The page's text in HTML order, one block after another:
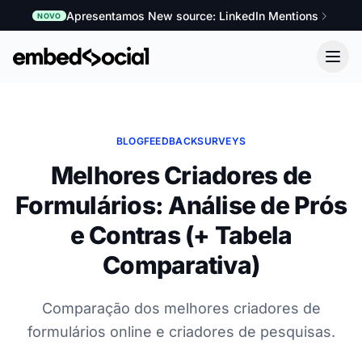
NOVO Apresentamos New source: LinkedIn Mentions
BLOGFEEDBACKSURVEYS
Melhores Criadores de
Formulários: Análise de Prós
e Contras (+ Tabela
Comparativa)
Comparação dos melhores criadores de
formulários online e criadores de pesquisas.